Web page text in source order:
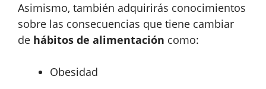
Asimismo, también adquirirás conocimientos
sobre las consecuencias que tiene cambiar
de hábitos de alimentación como:
Obesidad